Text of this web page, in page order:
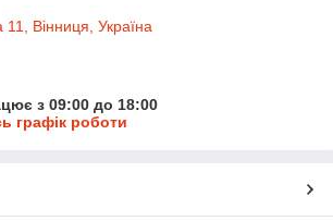
11, Вінниця, Україна
з 09:00 до 18:00
графік роботи